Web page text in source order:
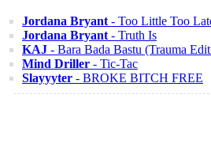
Jordana Bryant - Too Little Too
Jordana Bryant - Truth Is
KAJ - Bara Bada Bastu (Trauma
Mind Driller - Tic-Tac
Slayyyter - BROKE BITCH FREE